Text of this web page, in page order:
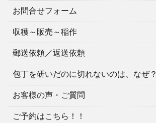
お問合せフォーム
収穫～販売～稲作
郵送依頼／返送依頼
包丁を研いだのに切れないのは、なぜ？
お客様の声・ご質問
ご予約はこちら！！